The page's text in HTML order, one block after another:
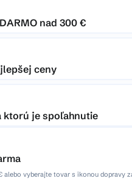
nad 300 €
ceny
ktorú je spoľahnutie
alebo vyberajte tovar s ikonou dopravy